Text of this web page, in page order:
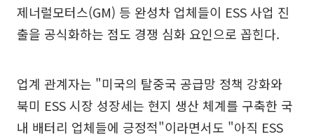
제너럴모터스(GM) 등 완성차 업체들이 ESS 사업 진
출을 공식화하는 점도 경쟁 심화 요인으로 꼽힌다.
업계 관계자는 "미국의 탈중국 공급망 정책 강화와
북미 ESS 시장 성장세는 현지 생산 체계를 구축한 국
내 배터리 업체들에 긍정적"이라면서도 "아직 ESS